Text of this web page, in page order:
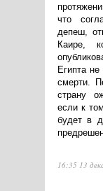
что
депеш,
Каире,
Египта
смерти.
страну
если к
будет в
16:35 13